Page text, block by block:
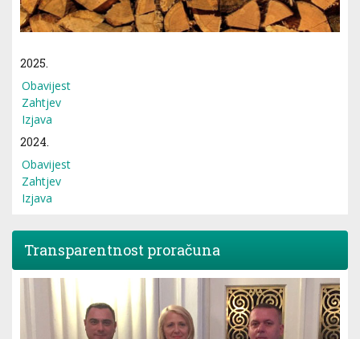
2025.
Obavijest
Zahtjev
Izjava
2024.
Obavijest
Zahtjev
Izjava
Transparentnost proračuna